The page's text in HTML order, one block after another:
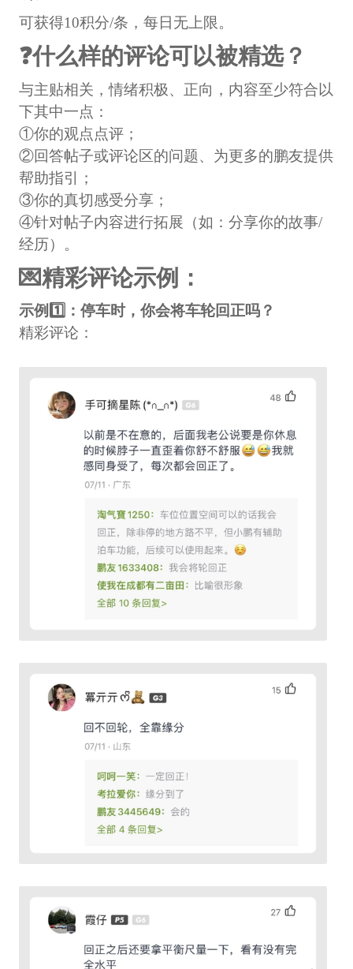
可获得10积分/条，每日无上限。
❓什么样的评论可以被精选？
与主贴相关，情绪积极、正向，内容至少符合以
下其中一点：
①你的观点点评；
②回答帖子或评论区的问题、为更多的鹏友提供
帮助指引；
③你的真切感受分享；
④针对帖子内容进行拓展（如：分享你的故事/
经历）。
💌精彩评论示例：
示例1️⃣：停车时，你会将车轮回正吗？
精彩评论：